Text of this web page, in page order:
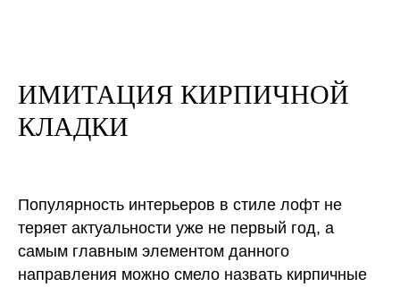
ИМИТАЦИЯ КИРПИЧНОЙ
КЛАДКИ
Популярность интерьеров в стиле лофт не
теряет актуальности уже не первый год, а
самым главным элементом данного
направления можно смело назвать кирпичные